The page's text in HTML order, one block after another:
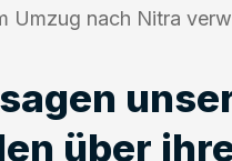
Umzug nach Nitra
über